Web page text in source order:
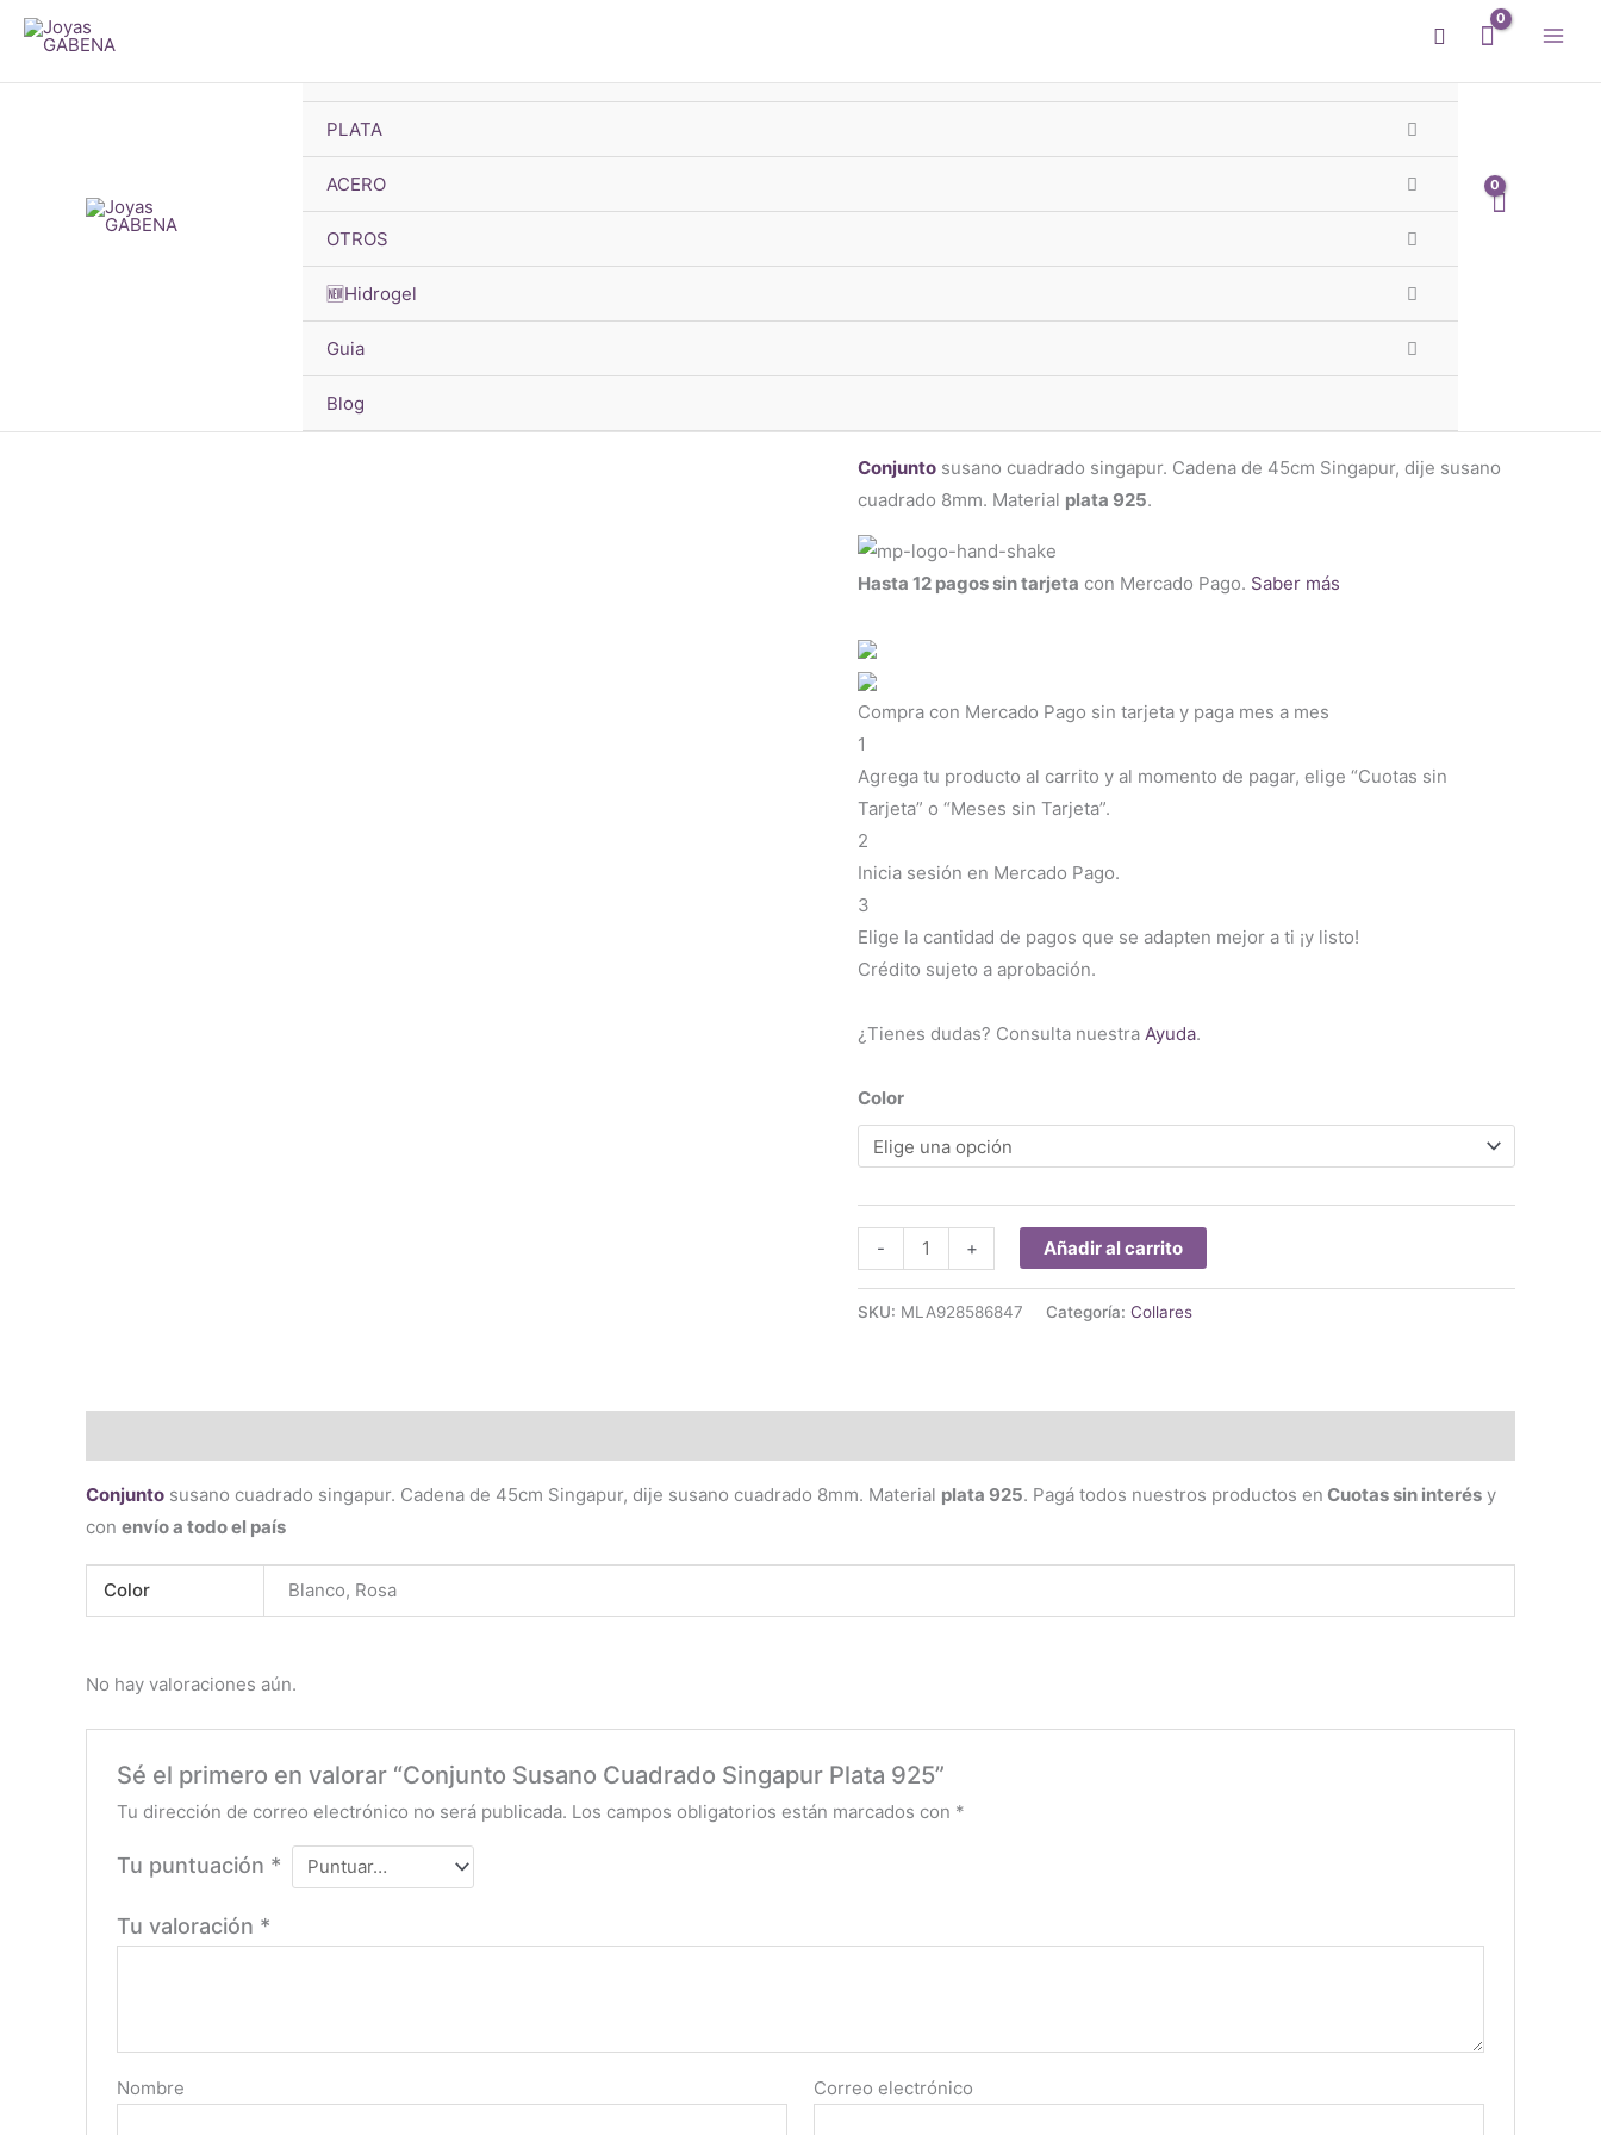
contenido
PLATA
ACERO
OTROS
🆕Hidrogel
Guia
Blog
-10%xTransf •ENVIO GRATISsuperando $33.000
Buscar
ENVIO GRATIS
Conjunto Susano Cuadrado Singapur
Conjunto susano cuadrado singapur. Cadena de 45cm Singapur, dije susano
cuadrado 8mm. Material plata 925.
Hasta 12 pagos sin tarjeta con Mercado Pago. Saber más
Compra con Mercado Pago sin tarjeta y paga mes a mes
1
Agrega tu producto al carrito y al momento de pagar, elige “Cuotas sin
Tarjeta” o “Meses sin Tarjeta”.
2
Inicia sesión en Mercado Pago.
3
Elige la cantidad de pagos que se adapten mejor a ti ¡y listo!
Crédito sujeto a aprobación.
¿Tienes dudas? Consulta nuestra Ayuda.
Color
-
Conjunto
Susano
Cuadrado
+ Añadir al carrito
SKU: MLA928586847 Categoría: Collares
Conjunto susano cuadrado singapur. Cadena de 45cm Singapur, dije susano cuadrado 8mm. Material plata 925. Pagá todos nuestros productos en Cuotas sin interés y
con envío a todo el país
Color Blanco, Rosa
No hay valoraciones aún.
Sé el primero en valorar “Conjunto Susano Cuadrado Singapur Plata 925”
Tu dirección de correo electrónico no será publicada. Los campos obligatorios están marcados con *
Tu puntuación *
Tu valoración *
Nombre Correo electrónico